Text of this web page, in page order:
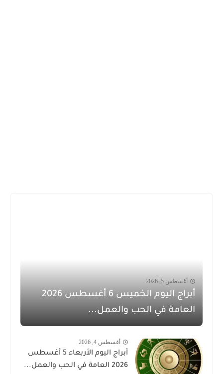
أغسطس 5, 2026
أبراج اليوم الخميس 6 أغسطس 2026
العامة في الحب والعمل...
أغسطس 4, 2026
أبراج اليوم الأربعاء 5 أغسطس
2026 العامة في الحب والعمل...